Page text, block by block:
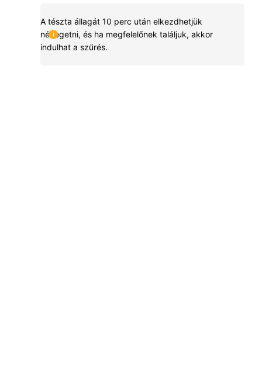
A tészta állagát 10 perc után elkezdhetjük
nézegetni, és ha megfelelőnek találjuk, akkor
indulhat a szűrés.